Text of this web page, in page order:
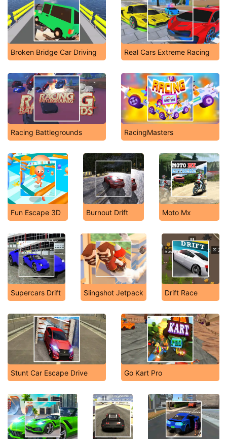
Broken Bridge Car Driving Real Cars Extreme Racing
Racing Battlegrounds RacingMasters
Fun Escape 3D Burnout Drift Moto Mx
Supercars Drift Slingshot Jetpack Drift Race
Stunt Car Escape Drive Go Kart Pro